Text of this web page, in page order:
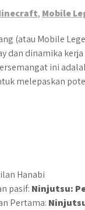
, Mobile
(atau Mobile
dan dinamika
ini
melepaskan
Hanabi
pasif: Ninjutsu:
Pertama: